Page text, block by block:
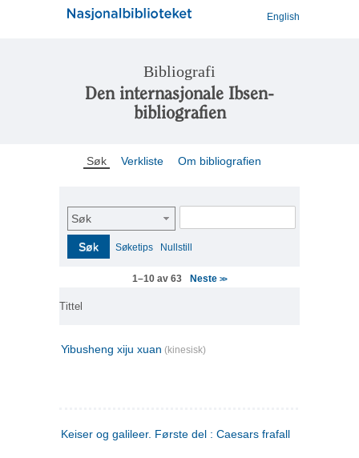
English
Bibliografi
Den internasjonale Ibsen-
bibliografien
Søk Verkliste Om bibliografien
Søk
Søk Søketips Nullstill
1–10 av 63 Neste>>
Tittel
Yibusheng xiju xuan (kinesisk)
Keiser og galileer. Første del : Caesars frafall